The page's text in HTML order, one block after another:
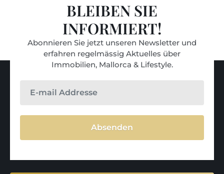
BLEIBEN SIE
INFORMIERT!
Abonnieren Sie jetzt unseren Newsletter und
erfahren regelmässig Aktuelles über
Immobilien, Mallorca & Lifestyle.
Absenden